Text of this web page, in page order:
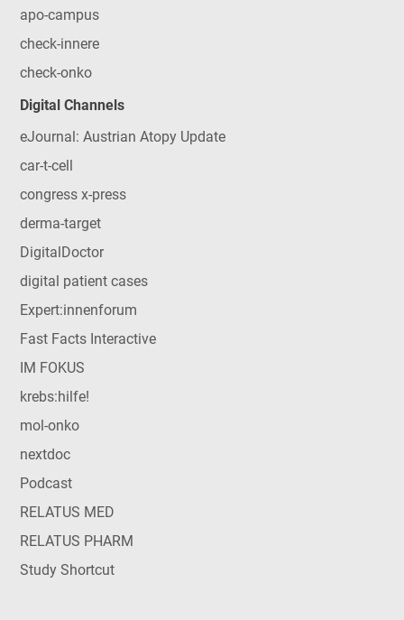
apo-campus
check-innere
check-onko
Digital Channels
eJournal: Austrian Atopy Update
car-t-cell
congress x-press
derma-target
DigitalDoctor
digital patient cases
Expert:innenforum
Fast Facts Interactive
IM FOKUS
krebs:hilfe!
mol-onko
nextdoc
Podcast
RELATUS MED
RELATUS PHARM
Study Shortcut